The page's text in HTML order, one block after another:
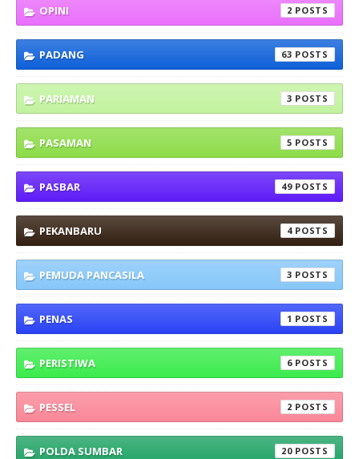
OPINI 2
PADANG 63
PARIAMAN 3
PASAMAN 5
PASBAR 49
PEKANBARU 4
PEMUDA PANCASILA 3
PENAS 1
PERISTIWA 6
PESSEL 2
POLDA SUMBAR 20